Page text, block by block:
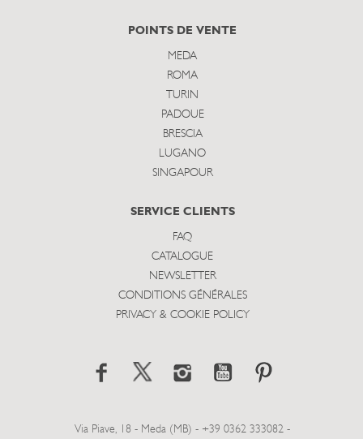
POINTS DE VENTE
MEDA
ROMA
TURIN
PADOUE
BRESCIA
LUGANO
SINGAPOUR
SERVICE CLIENTS
FAQ
CATALOGUE
NEWSLETTER
CONDITIONS GÉNÉRALES
PRIVACY & COOKIE POLICY
Via Piave, 18 - Meda (MB) - +39 0362 333082 -